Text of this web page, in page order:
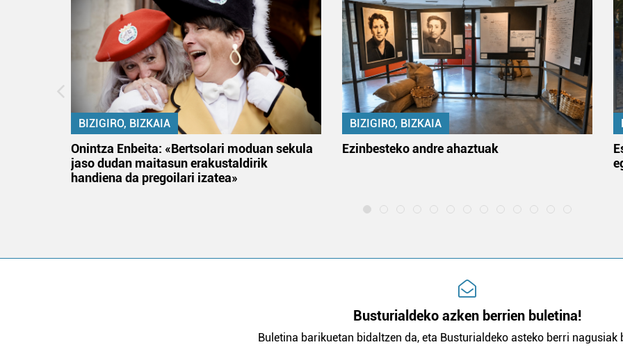
BIZIGIRO, BIZKAIA
Onintza Enbeita: «Bertsolari moduan sekula
jaso dudan maitasun erakustaldirik
handiena da pregoilari izatea»
BIZIGIRO, BIZKAIA
Ezinbesteko andre ahaztuak
Busturialdeko azken berrien buletina!
Buletina barikuetan bidaltzen da, eta Busturialdeko asteko berri nagusiak